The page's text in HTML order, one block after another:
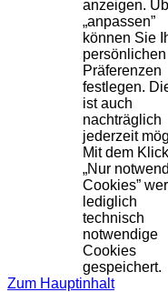
anzeigen.
„anpassen”
können Sie
persönlichen
Präferenzen
festlegen.
ist auch
nachträglich
jederzeit
Mit dem
„Nur
Cookies”
lediglich
technisch
notwendige
Cookies
gespeichert.
Zum Hauptinhalt